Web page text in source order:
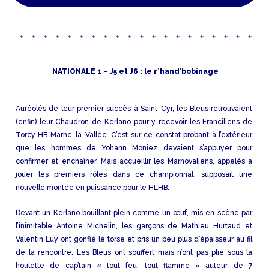
NATIONALE 1 – J5 et J6 : le r’hand’bobinage
Auréolés de leur premier succès à Saint-Cyr, les Bleus retrouvaient
(enfin) leur Chaudron de Kerlano pour y recevoir les Franciliens de
Torcy HB Marne-la-Vallée. C’est sur ce constat probant à l’extérieur
que les hommes de Yohann Moniez devaient s’appuyer pour
confirmer et enchaîner. Mais accueillir les Marnovaliens, appelés à
jouer les premiers rôles dans ce championnat, supposait une
nouvelle montée en puissance pour le HLHB.
Devant un Kerlano bouillant plein comme un œuf, mis en scène par
l’inimitable Antoine Michelin, les garçons de Mathieu Hurtaud et
Valentin Luy ont gonflé le torse et pris un peu plus d’épaisseur au fil
de la rencontre. Les Bleus ont souffert mais n’ont pas plié sous la
houlette de cap’tain « tout feu, tout flamme » auteur de 7